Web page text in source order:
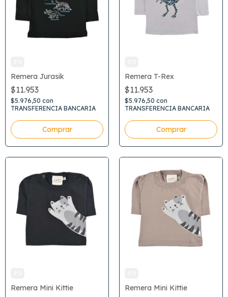
Remera Jurasik
$11.953
$5.976,50 con
TRANSFERENCIA BANCARIA
Comprar
Remera T-Rex
$11.953
$5.976,50 con
TRANSFERENCIA BANCARIA
Comprar
Remera Mini Kittie Remera Mini Kittie